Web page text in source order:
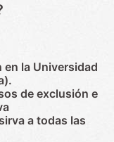
en la Universidad
de exclusión e
a todas las